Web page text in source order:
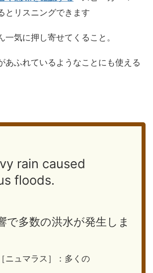
とリスニングできます
一気に押し寄せてくること。
あふれているようなことにも使える
rain caused
floods.
で多数の洪水が発生しま
ニュマラス］：多くの